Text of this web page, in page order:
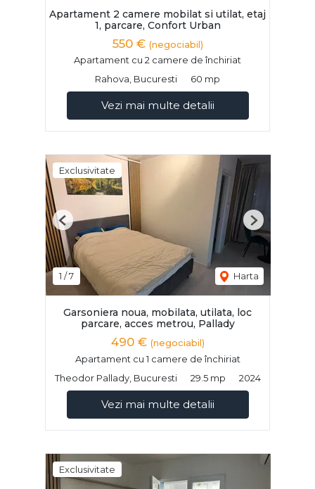
Apartament 2 camere mobilat si utilat, etaj
1, parcare, Confort Urban
550 € (negociabil)
Apartament cu 2 camere de închiriat
Rahova, Bucuresti
60 mp
Vezi mai multe detalii
Exclusivitate
1 /7 Harta
Previous Next
Garsoniera noua, mobilata, utilata, loc
parcare, acces metrou, Pallady
490 € (negociabil)
Apartament cu 1 camere de închiriat
Theodor Pallady, Bucuresti
29.5 mp 2024
Vezi mai multe detalii
Exclusivitate